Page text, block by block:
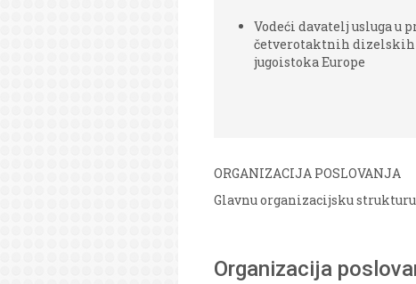
Vodeći davatelj usluga u
četverotaktnih dizelskih
jugoistoka Europe
ORGANIZACIJA POSLOVANJA
Glavnu organizacijsku
Organizacija